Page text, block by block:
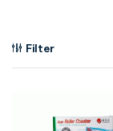
Filter